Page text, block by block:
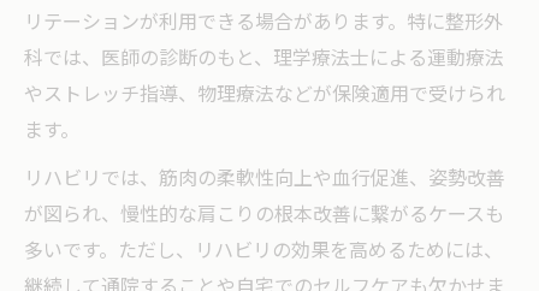
リテーションが利用できる場合があります。特に整形外
科では、医師の診断のもと、理学療法士による運動療法
やストレッチ指導、物理療法などが保険適用で受けられ
ます。
リハビリでは、筋肉の柔軟性向上や血行促進、姿勢改善
が図られ、慢性的な肩こりの根本改善に繋がるケースも
多いです。ただし、リハビリの効果を高めるためには、
継続して通院することや自宅でのセルフケアも欠かせま